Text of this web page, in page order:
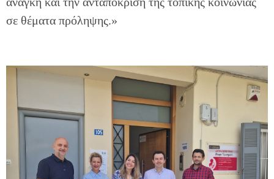
σε θέματα πρόληψης.»